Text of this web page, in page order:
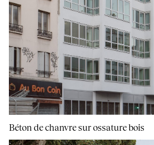
Béton de chanvre sur ossature bois